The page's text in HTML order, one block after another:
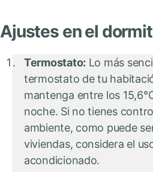
Ajustes en el
Termostato: Lo más
termostato de tu
mantenga entre los
noche. Si no tienes
ambiente, como puede
viviendas, considera el
acondicionado.